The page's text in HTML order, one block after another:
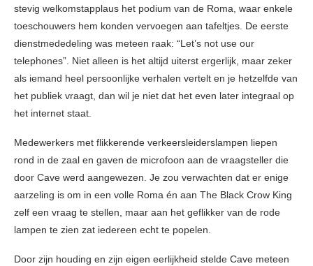
stevig welkomstapplaus het podium van de Roma, waar enkele
toeschouwers hem konden vervoegen aan tafeltjes. De eerste
dienstmededeling was meteen raak: “Let’s not use our
telephones”. Niet alleen is het altijd uiterst ergerlijk, maar zeker
als iemand heel persoonlijke verhalen vertelt en je hetzelfde van
het publiek vraagt, dan wil je niet dat het even later integraal op
het internet staat.
Medewerkers met flikkerende verkeersleiderslampen liepen
rond in de zaal en gaven de microfoon aan de vraagsteller die
door Cave werd aangewezen. Je zou verwachten dat er enige
aarzeling is om in een volle Roma én aan The Black Crow King
zelf een vraag te stellen, maar aan het geflikker van de rode
lampen te zien zat iedereen echt te popelen.
Door zijn houding en zijn eigen eerlijkheid stelde Cave meteen